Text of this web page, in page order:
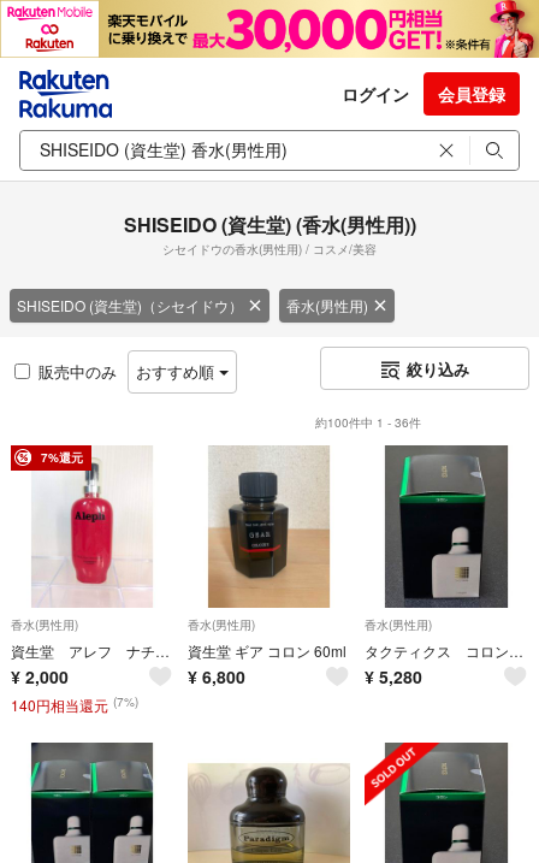
ログイン 会員登録
SHISEIDO (資生堂) (香水(男性用))
シセイドウの香水(男性用) / コスメ/美容
SHISEIDO (資生堂)（シセイドウ） 香水(男性用)
販売中のみ おすすめ順 絞り込み
約100件中 1 - 36件
7%還元
香水(男性用)
資生堂 アレフ ナチュラルコロン 80ml
¥ 2,000
140円相当還元 (7%)
香水(男性用)
資生堂 ギア コロン 60ml
¥ 6,800
香水(男性用)
タクティクス コロン 240ml
¥ 5,280